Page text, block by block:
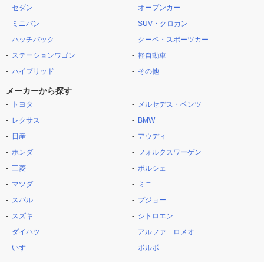
セダン
ミニバン
ハッチバック
ステーションワゴン
ハイブリッド
オープンカー
SUV・クロカン
クーペ・スポーツカー
軽自動車
その他
メーカーから探す
トヨタ
レクサス
日産
ホンダ
三菱
マツダ
スバル
スズキ
ダイハツ
いすゞ
メルセデス・ベンツ
BMW
アウディ
フォルクスワーゲン
ポルシェ
ミニ
プジョー
シトロエン
アルファ ロメオ
ボルボ